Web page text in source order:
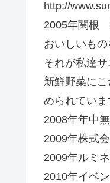
http://
2005年関根
おいしいもの
それが私達サ
新鮮野菜に
められていま
2008年年中
2009年株式
2009年ルミ
2010年イベ